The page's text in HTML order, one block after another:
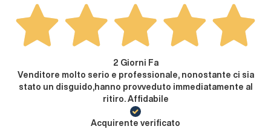
2 Giorni Fa
Venditore molto serio e professionale, nonostante ci sia
stato un disguido,hanno provveduto immediatamente al
ritiro. Affidabile
Acquirente verificato